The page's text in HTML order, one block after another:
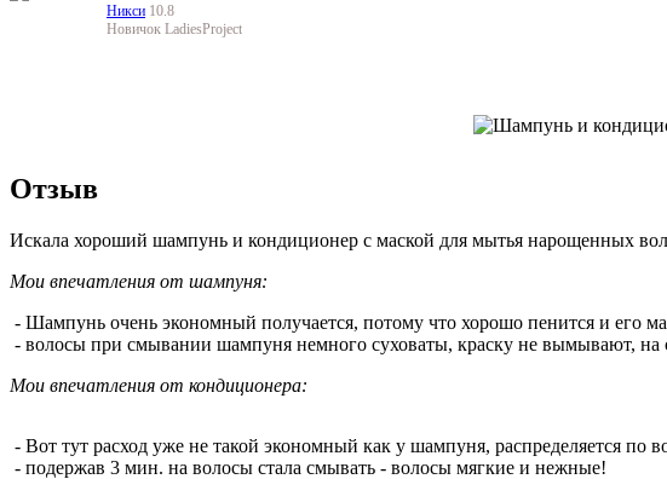
Никси 10.8
Новичок LadiesProject
Отзыв
Искала хороший шампунь и кондиционер с маской для мытья нарощенных
Мои впечатления от шампуня:
- Шампунь очень экономный получается, потому что хорошо пенится и его
- волосы при смывании шампуня немного суховаты, краску не вымывают, на
Мои впечатления от кондиционера:
- Вот тут расход уже не такой экономный как у шампуня, распределяется по
- подержав 3 мин. на волосы стала смывать - волосы мягкие и нежные!